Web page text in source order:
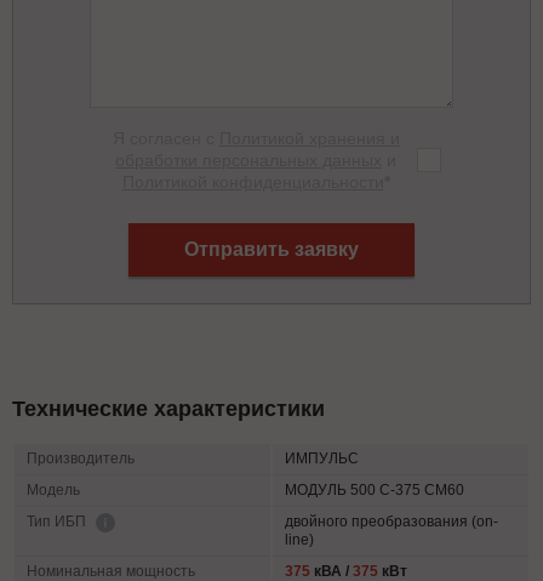
Отправить заявку
Технические характеристики
Производитель
ИМПУЛЬС
Модель
МОДУЛЬ 500 С-375 СМ60
Тип ИБП
двойного преобразования (on-
line)
Номинальная мощность
375 кВА / 375 кВт